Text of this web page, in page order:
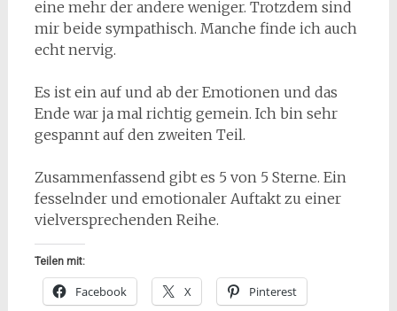
eine mehr der andere weniger. Trotzdem sind
mir beide sympathisch. Manche finde ich auch
echt nervig.
Es ist ein auf und ab der Emotionen und das
Ende war ja mal richtig gemein. Ich bin sehr
gespannt auf den zweiten Teil.
Zusammenfassend gibt es 5 von 5 Sterne. Ein
fesselnder und emotionaler Auftakt zu einer
vielversprechenden Reihe.
Teilen mit:
Facebook X Pinterest